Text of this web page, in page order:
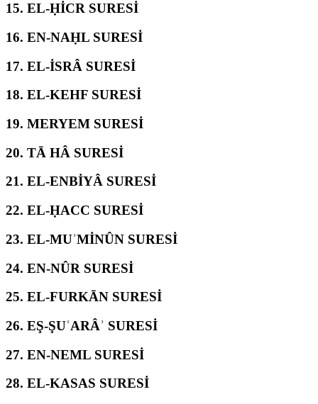
15. EL-ḤİCR SURESİ
16. EN-NAḤL SURESİ
17. EL-İSRÂ SURESİ
18. EL-KEHF SURESİ
19. MERYEM SURESİ
20. TĀ HÂ SURESİ
21. EL-ENBİYÂ SURESİ
22. EL-ḤACC SURESİ
23. EL-MUʾMİNÛN SURESİ
24. EN-NÛR SURESİ
25. EL-FURKĀN SURESİ
26. EŞ-ŞUʿARÂʾ SURESİ
27. EN-NEML SURESİ
28. EL-KASAS SURESİ